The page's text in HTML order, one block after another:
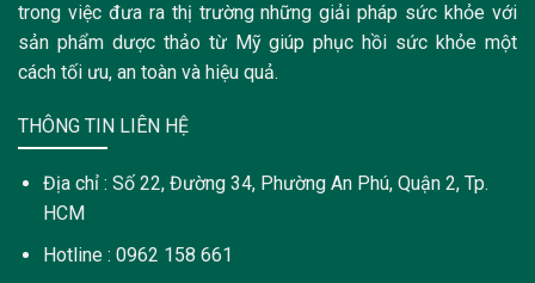
trong việc đưa ra thị trường những giải pháp sức khỏe với
sản phẩm dược thảo từ Mỹ giúp phục hồi sức khỏe một
cách tối ưu, an toàn và hiệu quả.
THÔNG TIN LIÊN HỆ
Địa chỉ : Số 22, Đường 34, Phường An Phú, Quận 2, Tp.
HCM
Hotline : 0962 158 661